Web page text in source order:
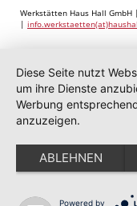
Werkstätten Haus Hall
|
Diese Seite nutzt
um ihre Dienste
Werbung
anzuzeigen.
ABLEHNEN
Powered by